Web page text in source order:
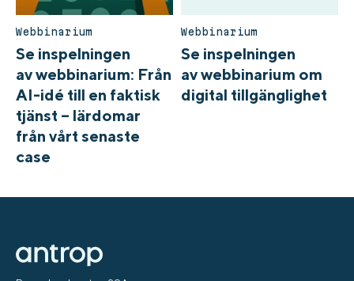
Webbinarium
Se inspelningen
av webbinarium: Från
AI-idé till en faktisk
tjänst – lärdomar
från vårt senaste
case
Webbinarium
Se inspelningen
av webbinarium om
digital tillgänglighet